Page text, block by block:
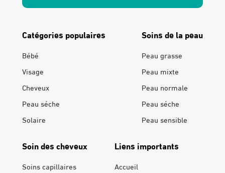
Catégories populaires
Bébé
Visage
Cheveux
Peau séche
Solaire
Soins de la peau
Peau grasse
Peau mixte
Peau normale
Peau séche
Peau sensible
Soin des cheveux
Soins capillaires
Liens importants
Accueil